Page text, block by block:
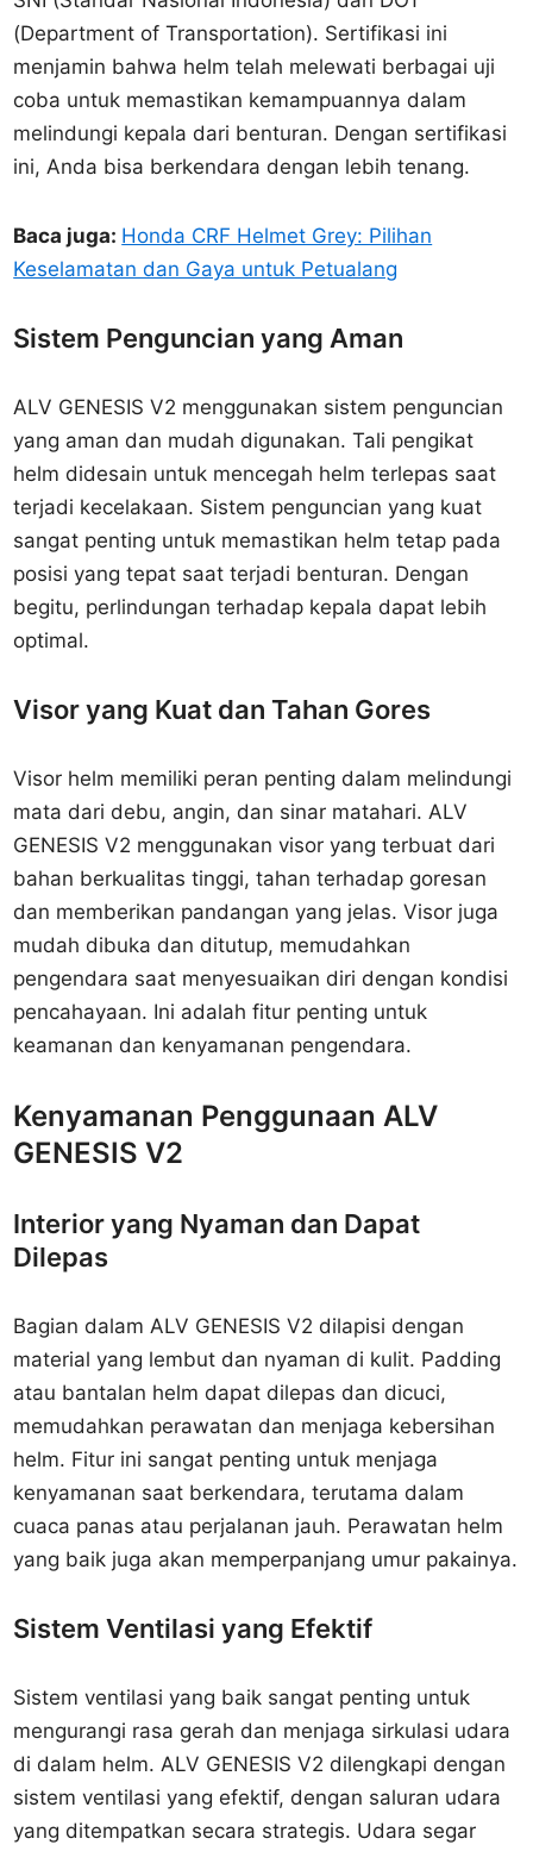
(Department of Transportation). Sertifikasi ini
menjamin bahwa helm telah melewati berbagai uji
coba untuk memastikan kemampuannya dalam
melindungi kepala dari benturan. Dengan sertifikasi
ini, Anda bisa berkendara dengan lebih tenang.
Baca juga: Honda CRF Helmet Grey: Pilihan
Keselamatan dan Gaya untuk Petualang
Sistem Penguncian yang Aman
ALV GENESIS V2 menggunakan sistem penguncian
yang aman dan mudah digunakan. Tali pengikat
helm didesain untuk mencegah helm terlepas saat
terjadi kecelakaan. Sistem penguncian yang kuat
sangat penting untuk memastikan helm tetap pada
posisi yang tepat saat terjadi benturan. Dengan
begitu, perlindungan terhadap kepala dapat lebih
optimal.
Visor yang Kuat dan Tahan Gores
Visor helm memiliki peran penting dalam melindungi
mata dari debu, angin, dan sinar matahari. ALV
GENESIS V2 menggunakan visor yang terbuat dari
bahan berkualitas tinggi, tahan terhadap goresan
dan memberikan pandangan yang jelas. Visor juga
mudah dibuka dan ditutup, memudahkan
pengendara saat menyesuaikan diri dengan kondisi
pencahayaan. Ini adalah fitur penting untuk
keamanan dan kenyamanan pengendara.
Kenyamanan Penggunaan ALV
GENESIS V2
Interior yang Nyaman dan Dapat
Dilepas
Bagian dalam ALV GENESIS V2 dilapisi dengan
material yang lembut dan nyaman di kulit. Padding
atau bantalan helm dapat dilepas dan dicuci,
memudahkan perawatan dan menjaga kebersihan
helm. Fitur ini sangat penting untuk menjaga
kenyamanan saat berkendara, terutama dalam
cuaca panas atau perjalanan jauh. Perawatan helm
yang baik juga akan memperpanjang umur pakainya.
Sistem Ventilasi yang Efektif
Sistem ventilasi yang baik sangat penting untuk
mengurangi rasa gerah dan menjaga sirkulasi udara
di dalam helm. ALV GENESIS V2 dilengkapi dengan
sistem ventilasi yang efektif, dengan saluran udara
yang ditempatkan secara strategis. Udara segar